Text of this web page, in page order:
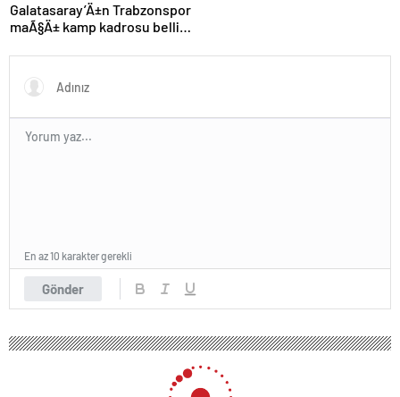
Galatasaray’Ä±n Trabzonspor
maÃ§Ä± kamp kadrosu belli
Gönder
En az 10 karakter gerekli